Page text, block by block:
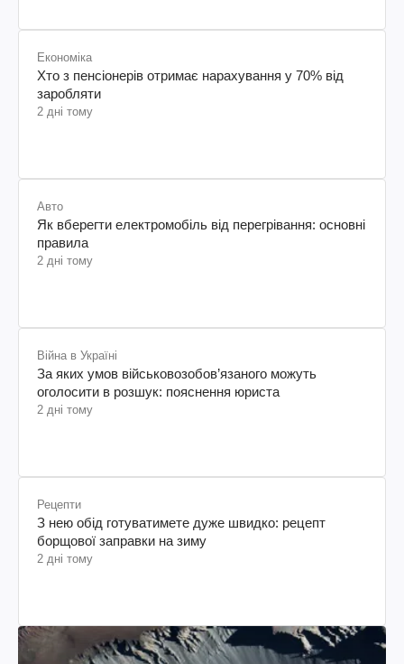
Економіка
Хто з пенсіонерів отримає нарахування у 70% від
заробляти
2 дні тому
Авто
Як вберегти електромобіль від перегрівання: основні
правила
2 дні тому
Війна в Україні
За яких умов військовозобов’язаного можуть
оголосити в розшук: пояснення юриста
2 дні тому
Рецепти
З нею обід готуватимете дуже швидко: рецепт
борщової заправки на зиму
2 дні тому